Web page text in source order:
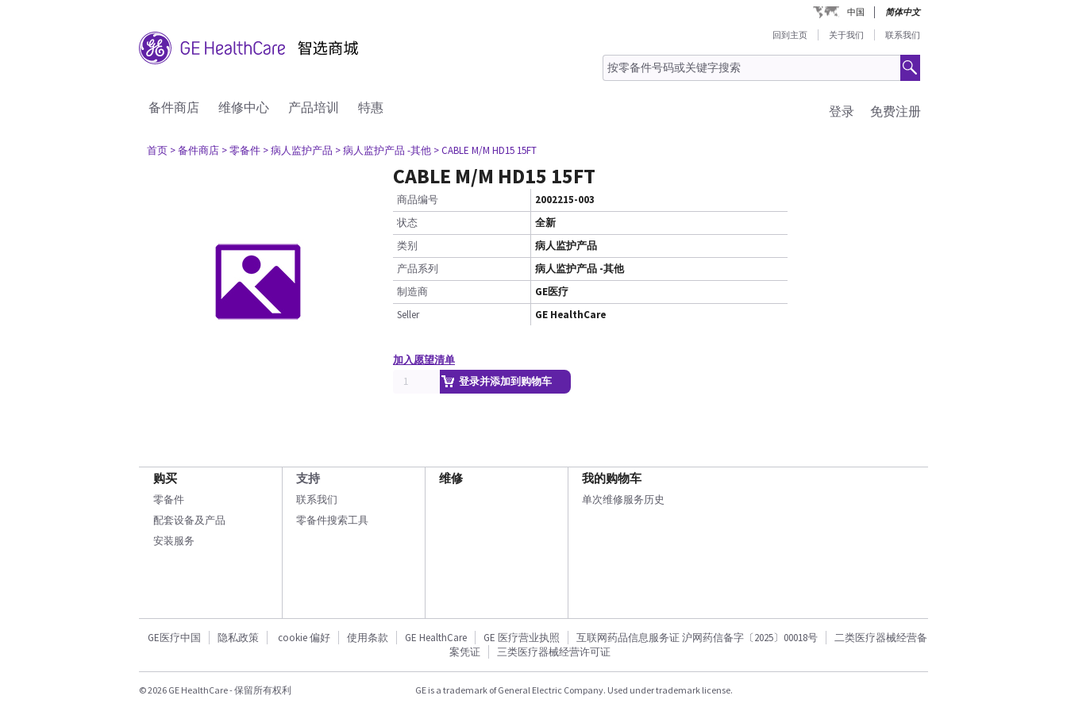
中国 简体中文
回到主页 关于我们 联系我们
备件商店 维修中心 产品培训 特惠 免费注册
登录
首页 > 备件商店 > 零备件 > 病人监护产品 > 病人监护产品 -其他 > CABLE M/M HD15 15FT
CABLE M/M HD15 15FT
商品编号
2002215-003
状态
全新
类别
病人监护产品
产品系列
病人监护产品 -其他
制造商
GE医疗
Seller
GE HealthCare
加入愿望清单
登录并添加到购物车
购买
零备件
配套设备及产品
安装服务
支持
联系我们
零备件搜索工具
维修 我的购物车
单次维修服务历史
GE医疗中国 隐私政策 cookie 偏好 使用条款 GE HealthCare GE 医疗营业执照 互联网药品信息服务证 沪网药信备字〔2025〕00018号
二类医疗器械经营备
案凭证
三类医疗器械经营许可证
© 2026 GE HealthCare - 保留所有权利 GE is a trademark of General Electric Company. Used under trademark license.